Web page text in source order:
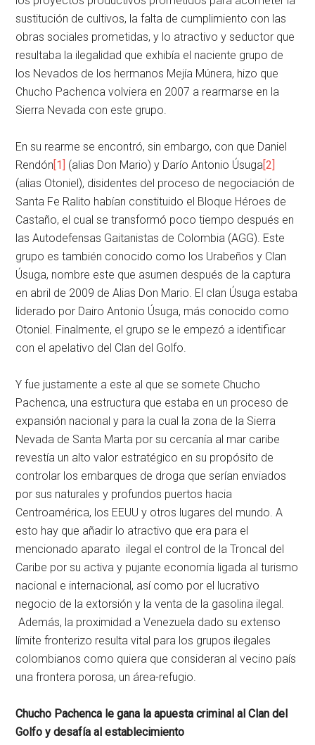
sustitución de cultivos, la falta de cumplimiento con las
obras sociales prometidas, y lo atractivo y seductor que
resultaba la ilegalidad que exhibía el naciente grupo de
los Nevados de los hermanos Mejía Múnera, hizo que
Chucho Pachenca volviera en 2007 a rearmarse en la
Sierra Nevada con este grupo.
En su rearme se encontró, sin embargo, con que Daniel
Rendón[1] (alias Don Mario) y Darío Antonio Úsuga[2]
(alias Otoniel), disidentes del proceso de negociación de
Santa Fe Ralito habían constituido el Bloque Héroes de
Castaño, el cual se transformó poco tiempo después en
las Autodefensas Gaitanistas de Colombia (AGG). Este
grupo es también conocido como los Urabeños y Clan
Úsuga, nombre este que asumen después de la captura
en abril de 2009 de Alias Don Mario. El clan Úsuga estaba
liderado por Dairo Antonio Úsuga, más conocido como
Otoniel. Finalmente, el grupo se le empezó a identificar
con el apelativo del Clan del Golfo.
Y fue justamente a este al que se somete Chucho
Pachenca, una estructura que estaba en un proceso de
expansión nacional y para la cual la zona de la Sierra
Nevada de Santa Marta por su cercanía al mar caribe
revestía un alto valor estratégico en su propósito de
controlar los embarques de droga que serían enviados
por sus naturales y profundos puertos hacia
Centroamérica, los EEUU y otros lugares del mundo. A
esto hay que añadir lo atractivo que era para el
mencionado aparato ilegal el control de la Troncal del
Caribe por su activa y pujante economía ligada al turismo
nacional e internacional, así como por el lucrativo
negocio de la extorsión y la venta de la gasolina ilegal.
Además, la proximidad a Venezuela dado su extenso
límite fronterizo resulta vital para los grupos ilegales
colombianos como quiera que consideran al vecino país
una frontera porosa, un área-refugio.
Chucho Pachenca le gana la apuesta criminal al Clan del
Golfo y desafía al establecimiento